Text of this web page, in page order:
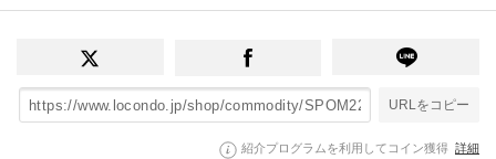
URLをコピー
紹介プログラムを利用してコイン獲得 詳細